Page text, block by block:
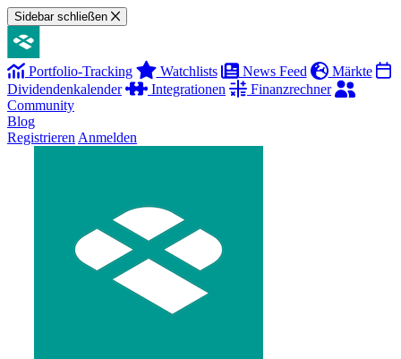
Sidebar schließen
Portfolio-Tracking Watchlists News Feed
Märkte
Dividendenkalender
Integrationen
Finanzrechner
Community
Blog
Registrieren Anmelden